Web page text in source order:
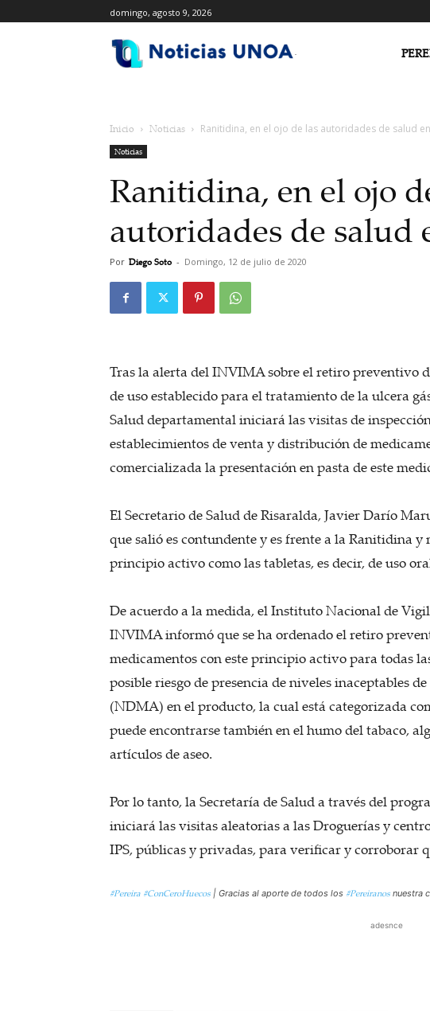
domingo, agosto 9, 2026
Inicio Noticias Ranitidina, en el ojo de las autoridades de salud
Noticias
Ranitidina, en el ojo
autoridades de salud
Por Diego Soto - Domingo, 12 de julio de 2020
Tras la alerta del INVIMA sobre el retiro preventivo
de uso establecido para el tratamiento de la ulcera
Salud departamental iniciará las visitas de
establecimientos de venta y distribución de
comercializada la presentación en pasta de este
El Secretario de Salud de Risaralda, Javier Darío
que salió es contundente y es frente a la Ranitidina
principio activo como las tabletas, es decir, de uso
De acuerdo a la medida, el Instituto Nacional de
INVIMA informó que se ha ordenado el retiro
medicamentos con este principio activo para todas
posible riesgo de presencia de niveles inaceptables
(NDMA) en el producto, la cual está categorizada
puede encontrarse también en el humo del tabaco,
artículos de aseo.
Por lo tanto, la Secretaría de Salud a través del
iniciará las visitas aleatorias a las Droguerías y
IPS, públicas y privadas, para verificar y corroborar
#Pereira #ConCeroHuecos | Gracias al aporte de todos los #Pereiranos nuestra
adesnce